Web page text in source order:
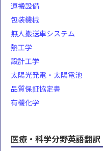
運搬設備
包装機械
無人搬送車システム
熱工学
設計工学
太陽光発電・太陽電池
品質保証協定書
有機化学
医療・科学分野英語翻訳